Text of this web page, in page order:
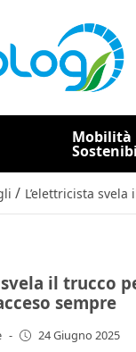
Mobilità
/ L’elettricista
il trucco
sempre
- 24 Giugno 2025